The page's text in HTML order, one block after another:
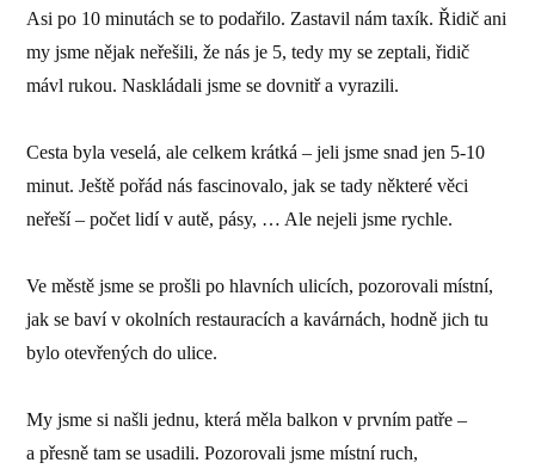
Asi po 10 minutách se to podařilo. Zastavil nám taxík. Řidič ani
my jsme nějak neřešili, že nás je 5, tedy my se zeptali, řidič
mávl rukou. Naskládali jsme se dovnitř a vyrazili.
Cesta byla veselá, ale celkem krátká – jeli jsme snad jen 5-10
minut. Ještě pořád nás fascinovalo, jak se tady některé věci
neřeší – počet lidí v autě, pásy, … Ale nejeli jsme rychle.
Ve městě jsme se prošli po hlavních ulicích, pozorovali místní,
jak se baví v okolních restauracích a kavárnách, hodně jich tu
bylo otevřených do ulice.
My jsme si našli jednu, která měla balkon v prvním patře –
a přesně tam se usadili. Pozorovali jsme místní ruch,